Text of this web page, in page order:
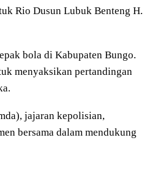
Rio Dusun Lubuk Benteng H.
bola di Kabupaten Bungo.
menyaksikan pertandingan
jajaran kepolisian,
bersama dalam mendukung